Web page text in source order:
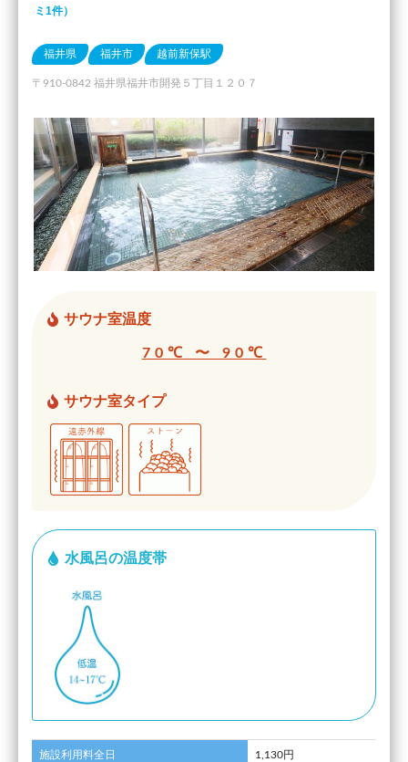
ミ1件）
福井県 福井市 越前新保駅
〒910-0842 福井県福井市開発５丁目１２０７
サウナ室温度
70℃ 〜 90℃
サウナ室タイプ
水風呂の温度帯
施設利用料全日 1,130円